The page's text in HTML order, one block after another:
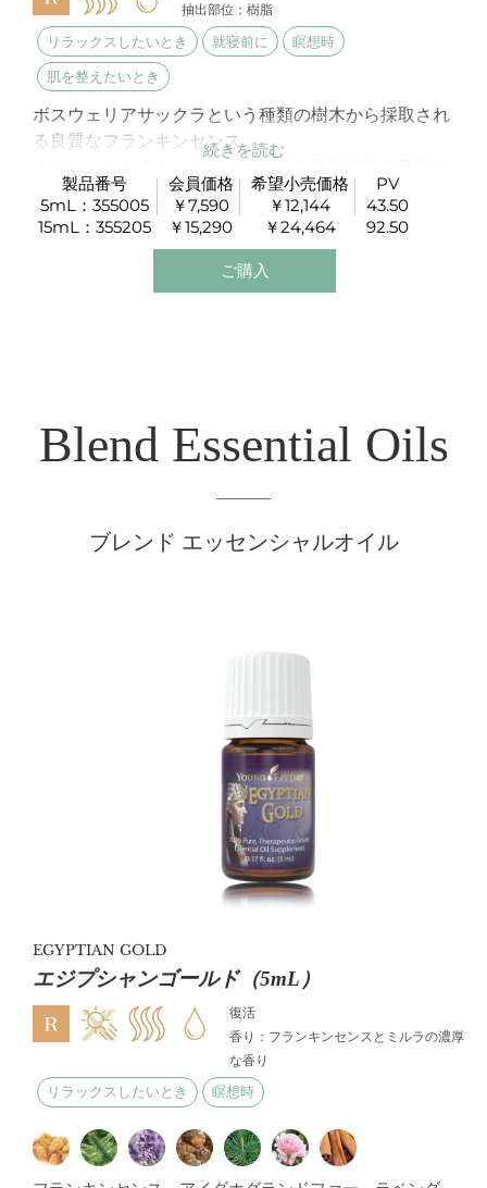
抽出部位：樹脂
リラックスしたいとき 就寝前に 瞑想時
肌を整えたいとき
ボスウェリアサックラという種類の樹木から採取され
る良質なフランキンセンス。
れています。
精神を高め、深い瞑想をしたいときにお勧めです。
製品番号
5mL：355005
15mL：355205
会員価格
￥7,590
￥15,290
希望小売価格
￥12,144
￥24,464
PV
43.50
92.50
ご購入
Blend Essential Oils
ブレンド エッセンシャルオイル
EGYPTIAN GOLD
エジプシャンゴールド（5mL）
復活
香り：フランキンセンスとミルラの濃厚
な香り
リラックスしたいとき 瞑想時